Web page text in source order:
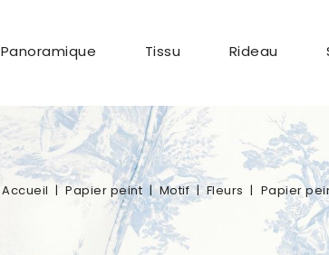
Panoramique Tissu Rideau
Accueil Papier peint Motif Fleurs Papier